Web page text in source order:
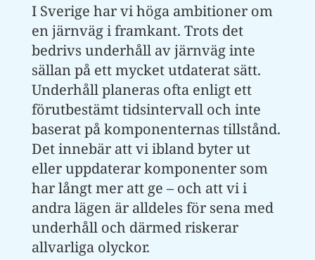
I Sverige har vi höga ambitioner om
en järnväg i framkant. Trots det
bedrivs underhåll av järnväg inte
sällan på ett mycket utdaterat sätt.
Underhåll planeras ofta enligt ett
förutbestämt tidsintervall och inte
baserat på komponenternas tillstånd.
Det innebär att vi ibland byter ut
eller uppdaterar komponenter som
har långt mer att ge – och att vi i
andra lägen är alldeles för sena med
underhåll och därmed riskerar
allvarliga olyckor.